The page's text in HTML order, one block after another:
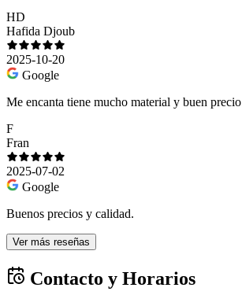
HD
Hafida Djoub
2025-10-20
Google
Me encanta tiene mucho material y buen precio
F
Fran
2025-07-02
Google
Buenos precios y calidad.
Ver más reseñas
Contacto y Horarios